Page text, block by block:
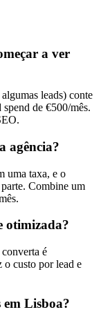
a ver
leads) conte
de €500/mês.
agência?
uma taxa, e o
Combine um
otimizada?
é
o custo por lead e
em Lisboa?